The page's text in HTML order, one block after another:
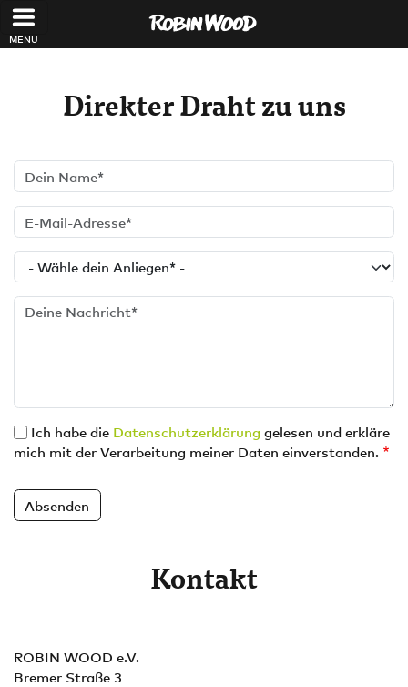
Direkt zum Inhalt
Direkter Draht zu uns
Dein Name
E-Mail-Adresse
Dein Anliegen
Deine Nachricht
Ich habe die Datenschutzerklärung gelesen und erkläre
mich mit der Verarbeitung meiner Daten einverstanden.
Kontakt
ROBIN WOOD e.V.
Bremer Straße 3